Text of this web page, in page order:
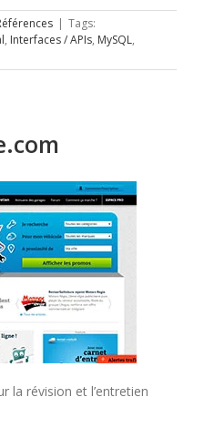
| Tags:
, Interfaces / APIs, MySQL,
la révision et l’entretien